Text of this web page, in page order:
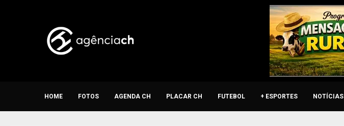
HOME FOTOS AGENDA CH PLACAR CH FUTEBOL + ESPORTES NOTÍCIAS